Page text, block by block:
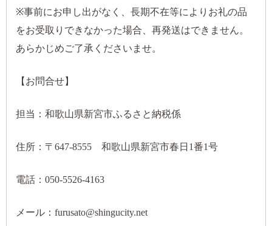
※事前にお申し出がなく、長期不在等によりお礼の品
をお受取りできなかった場合、再発送はできません。
あらかじめご了承くださいませ。
【お問合せ】
担当：和歌山県新宮市ふるさと納税係
住所：〒647-8555 和歌山県新宮市春日1番1号
電話：050-5526-4163
メール：furusato@shingucity.net